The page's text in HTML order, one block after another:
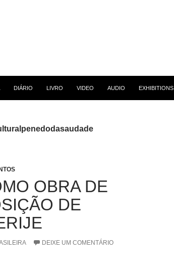
DIÁRIO LIVRO VIDEO AUDIO EXHIBITIONS
OBRA DE
DE
DEIXE UM COMENTÁRIO